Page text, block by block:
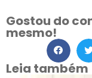
Gostou do
mesmo!
Leia também